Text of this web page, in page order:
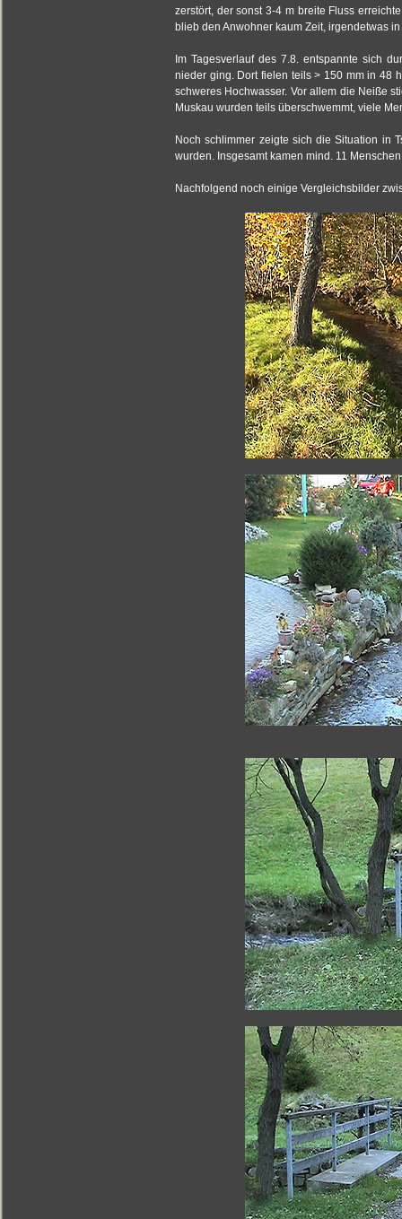
zerstört, der sonst 3-4 m breite Fluss
blieb den Anwohner kaum Zeit, irgendetwas
Im Tagesverlauf des 7.8. entspannte sich
nieder ging. Dort fielen teils > 150 mm in 48
schweres Hochwasser. Vor allem die Neiße
Muskau wurden teils überschwemmt, viele
Noch schlimmer zeigte sich die Situation in
wurden. Insgesamt kamen mind. 11
Nachfolgend noch einige Vergleichsbilder